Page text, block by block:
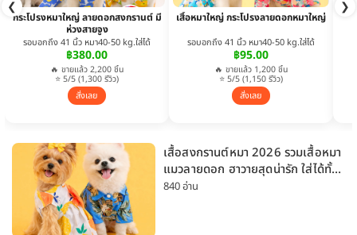
❮ ❯
กระโปรงหมาใหญ่ ลายดอกสงกรานต์ มี
ห่วงสายจูง
รอบอกถึง 41 นิ้ว หมา40-50 kg.ใส่ได้
฿380.00
🔥 ขายแล้ว 2,200 ชิ้น
⭐ 5/5 (1,300 รีวิว)
สั่งเลย
เสื้อหมาใหญ่ กระโปรงลายดอกหมาใหญ่
รอบอกถึง 41 นิ้ว หมา40-50 kg.ใส่ได้
฿95.00
🔥 ขายแล้ว 1,200 ชิ้น
⭐ 5/5 (1,150 รีวิว)
สั่งเลย
เสื้อสงกรานต์หมา 2026 รวมเสื้อหมา
แมวลายดอก ฮาวายสุดน่ารัก ใส่ได้ทั้ง
หมาเล็กและหมาใหญ่
840 อ่าน